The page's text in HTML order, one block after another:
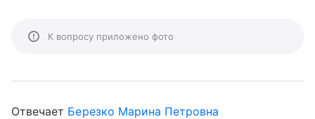
К вопросу приложено фото
Отвечает Березко Марина Петровна